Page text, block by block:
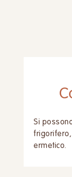
Si
frigorifero,
ermetico.